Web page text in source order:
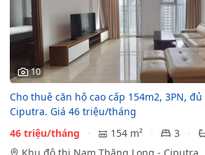
10
Cho thuê căn hộ cao cấp 154m2, 3PN,
Ciputra. Giá 46 triệu/tháng
46 triệu/tháng
154 m² 3